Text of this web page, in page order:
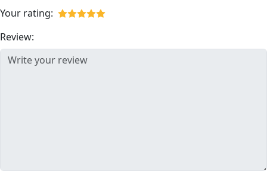
Your rating:
Review: